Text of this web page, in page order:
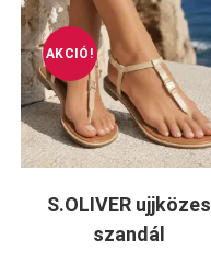
AKCIÓ!
S.OLIVER ujjközes
szandál